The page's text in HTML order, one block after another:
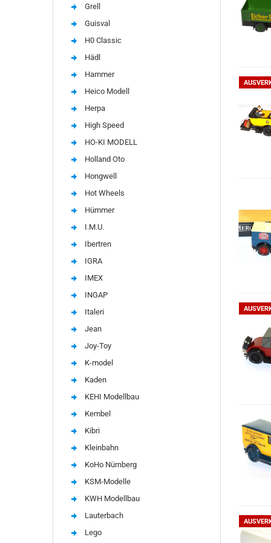
Grell
Guisval
H0 Classic
Hädl
Hammer
Heico Modell
Herpa
High Speed
HO-KI MODELL
Holland Oto
Hongwell
Hot Wheels
Hümmer
I.M.U.
Ibertren
IGRA
IMEX
INGAP
Italeri
Jean
Joy-Toy
K-model
Kaden
KEHI Modellbau
Kembel
Kibri
Kleinbahn
KoHo Nürnberg
KSM-Modelle
KWH Modellbau
Lauterbach
Lego